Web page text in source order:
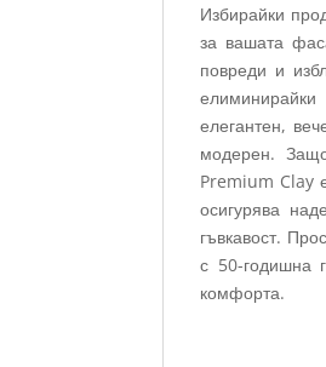
Избирайки
за вашата
повреди и
елегантен,
модерен.
Premium Clay
осигурява
гъвкавост.
с 50-годишна
комфорта.